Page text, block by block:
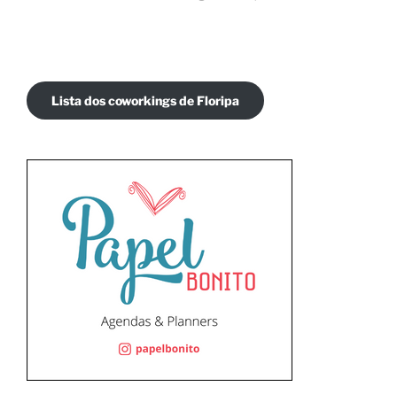
Lista dos coworkings de Floripa